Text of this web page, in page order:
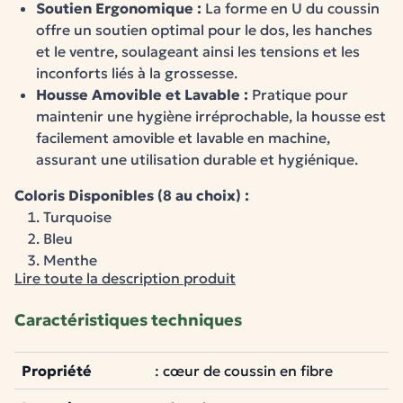
Soutien Ergonomique : La forme en U du coussin
offre un soutien optimal pour le dos, les hanches
et le ventre, soulageant ainsi les tensions et les
inconforts liés à la grossesse.
Housse Amovible et Lavable : Pratique pour
maintenir une hygiène irréprochable, la housse est
facilement amovible et lavable en machine,
assurant une utilisation durable et hygiénique.
Coloris Disponibles (8 au choix) :
Turquoise
Bleu
Menthe
orange (abricot)
rose pale
terre
Lire toute la description produit
Caractéristiques techniques
Propriété : cœur de coussin en fibre